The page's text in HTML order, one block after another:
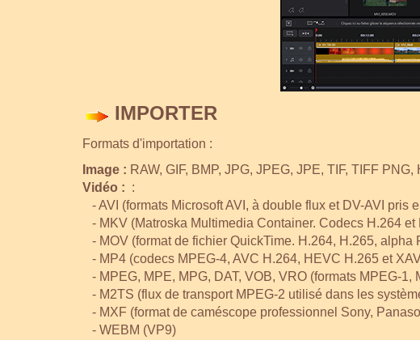
IMPORTER
Formats d'importation :
Image : RAW, GIF, BMP, JPG, JPEG, JPE, TIF, TIFF PNG,
Vidéo : :
- AVI (formats Microsoft AVI, à double flux et DV-AVI pris
- MKV (Matroska Multimedia Container. Codecs H.264 et
- MOV (format de fichier QuickTime. H.264, H.265,
- MP4 (codecs MPEG-4, AVC H.264, HEVC H.265 et
- MPEG, MPE, MPG, DAT, VOB, VRO (formats MPEG-
- M2TS (flux de transport MPEG-2 utilisé dans les
- MXF (format de caméscope professionnel Sony,
- WEBM (VP9)